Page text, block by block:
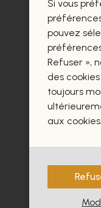
Ces
- 60%
Si vous
pouvez
Refuser »,
des
toujours
aux cookies.